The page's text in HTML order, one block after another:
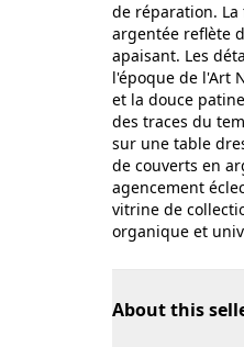
de réparation.
argentée reflète
apaisant. Les
l'époque de l'Art
et la douce
des traces du
sur une table
de couverts en
agencement
vitrine de
organique et
About this